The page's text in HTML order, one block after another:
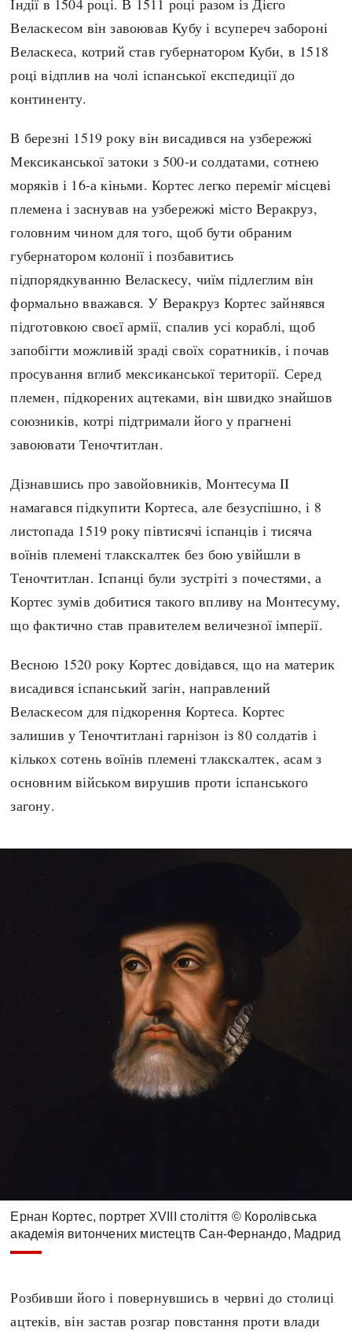
Америка
А(нта)рктика
Африка
Європа
Всі статті
Визначальні події
#Хештеги
Автори
done
Веласкесом він завоював Кубу і всупереч забороні
Веласкеса, котрий став губернатором Куби, в 1518
році відплив на чолі іспанської експедиції до
континенту.
В березні 1519 року він висадився на узбережжі
Мексиканської затоки з 500-и солдатами, сотнею
моряків і 16-а кіньми. Кортес легко переміг місцеві
племена і заснував на узбережжі місто Веракруз,
головним чином для того, щоб бути обраним
губернатором колонії і позбавитись
підпорядкуванню Веласкесу, чиїм підлеглим він
формально вважався. У Веракруз Кортес зайнявся
підготовкою своєї армії, спалив усі кораблі, щоб
запобігти можливій зраді своїх соратників, і почав
просування вглиб мексиканської території. Серед
племен, підкорених ацтеками, він швидко знайшов
союзників, котрі підтримали його у прагнені
завоювати Теночтитлан.
Дізнавшись про завойовників, Монтесума II
намагався підкупити Кортеса, але безуспішно, і 8
листопада 1519 року півтисячі іспанців і тисяча
воїнів племені тлакскалтек без бою увійшли в
Теночтитлан. Іспанці були зустріті з почестями, а
Кортес зумів добитися такого впливу на Монтесуму,
що фактично став правителем величезної імперії.
Весною 1520 року Кортес довідався, що на материк
висадився іспанський загін, направлений
Веласкесом для підкорення Кортеса. Кортес
залишив у Теночтитлані гарнізон із 80 солдатів і
кількох сотень воїнів племені тлакскалтек, асам з
основним військом вирушив проти іспанського
загону.
Ернан Кортес, портрет XVIII століття © Королівська
академія витончених мистецтв Сан-Фернандо, Мадрид
Розбивши його і повернувшись в червні до столиці
ацтеків, він застав розгар повстання проти влади